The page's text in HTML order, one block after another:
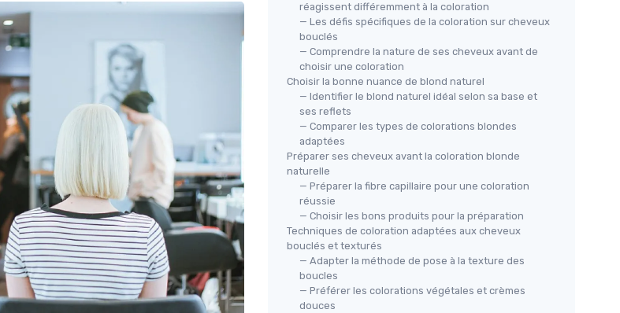
réagissent différemment à la coloration
— Les défis spécifiques de la coloration sur cheveux
bouclés
— Comprendre la nature de ses cheveux avant de
choisir une coloration
Choisir la bonne nuance de blond naturel
— Identifier le blond naturel idéal selon sa base et
ses reflets
— Comparer les types de colorations blondes
adaptées
Préparer ses cheveux avant la coloration blonde
naturelle
— Préparer la fibre capillaire pour une coloration
réussie
— Choisir les bons produits pour la préparation
Techniques de coloration adaptées aux cheveux
bouclés et texturés
— Adapter la méthode de pose à la texture des
boucles
— Préférer les colorations végétales et crèmes
douces